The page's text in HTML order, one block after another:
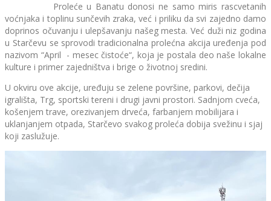
Proleće u Banatu donosi ne samo miris rascvetanih
voćnjaka i toplinu sunčevih zraka, već i priliku da svi zajedno damo
doprinos očuvanju i ulepšavanju našeg mesta. Već duži niz godina
u Starčevu se sprovodi tradicionalna prolećna akcija uređenja pod
nazivom “April - mesec čistoće“, koja je postala deo naše lokalne
kulture i primer zajedništva i brige o životnoj sredini.
U okviru ove akcije, uređuju se zelene površine, parkovi, dečija
igrališta, Trg, sportski tereni i drugi javni prostori. Sadnjom cveća,
košenjem trave, orezivanjem drveća, farbanjem mobilijara i
uklanjanjem otpada, Starčevo svakog proleća dobija svežinu i sjaj
koji zaslužuje.